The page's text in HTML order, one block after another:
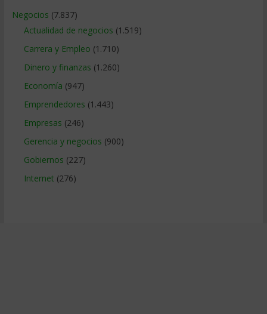
Negocios (7.837)
Actualidad de negocios (1.519)
Carrera y Empleo (1.710)
Dinero y finanzas (1.260)
Economía (947)
Emprendedores (1.443)
Empresas (246)
Gerencia y negocios (900)
Gobiernos (227)
Internet (276)